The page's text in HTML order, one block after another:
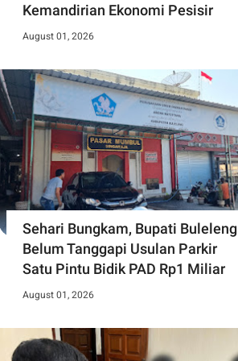
Kemandirian Ekonomi Pesisir
August 01, 2026
Sehari Bungkam, Bupati Buleleng
Belum Tanggapi Usulan Parkir
Satu Pintu Bidik PAD Rp1 Miliar
August 01, 2026